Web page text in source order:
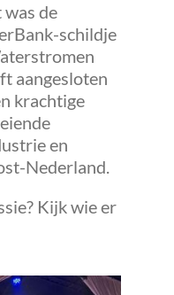
de
schildje
aangesloten
krachtige
en
Nederland.
Kijk wie er